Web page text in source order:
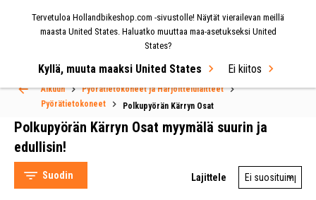
Select Language▼
Tervetuloa Hollandbikeshop.com -sivustolle! Näytät vierailevan meillä
maasta United States. Haluatko muuttaa maa-asetukseksi United
States?
Kyllä, muuta maaksi United States Ei kiitos
Alkuun
Pyörätietokoneet ja Harjoittelulaitteet
Pyörätietokoneet
Polkupyörän Kärryn Osat
Polkupyörän Kärryn Osat myymälä suurin ja
edullisin!
Suodin Lajittele